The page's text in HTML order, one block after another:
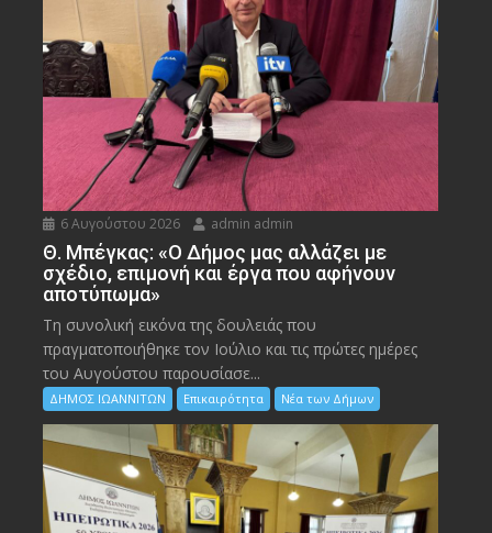
6 Αυγούστου 2026 admin admin
Θ. Μπέγκας: «Ο Δήμος μας αλλάζει με
σχέδιο, επιμονή και έργα που αφήνουν
αποτύπωμα»
Τη συνολική εικόνα της δουλειάς που
πραγματοποιήθηκε τον Ιούλιο και τις πρώτες ημέρες
του Αυγούστου παρουσίασε...
ΔΗΜΟΣ ΙΩΑΝΝΙΤΩΝ Επικαιρότητα Νέα των Δήμων